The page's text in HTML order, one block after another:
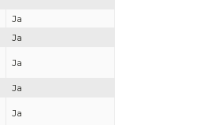
Ja
Ja
Ja
Ja
Ja